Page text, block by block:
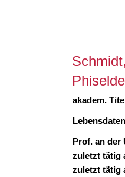
akadem.
Lebensdaten
Prof. an der
zuletzt tätig
zuletzt tätig